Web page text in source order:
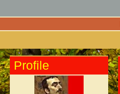
Profile